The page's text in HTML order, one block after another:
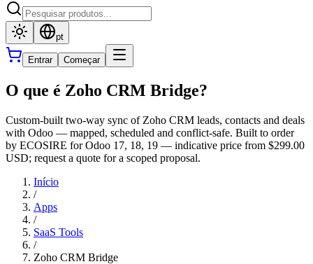
pt
Entrar Começar
O que é Zoho CRM Bridge?
Custom-built two-way sync of Zoho CRM leads, contacts and deals
with Odoo — mapped, scheduled and conflict-safe. Built to order
by ECOSIRE for Odoo 17, 18, 19 — indicative price from $299.00
USD; request a quote for a scoped proposal.
Início
/
Apps
/
SaaS Tools
/
Zoho CRM Bridge